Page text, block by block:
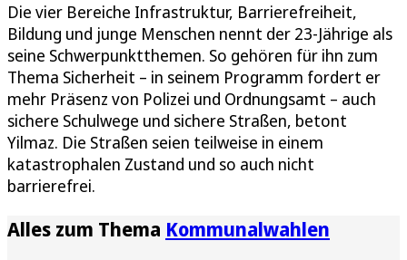
Die vier Bereiche Infrastruktur, Barrierefreiheit,
Bildung und junge Menschen nennt der 23-Jährige als
seine Schwerpunktthemen. So gehören für ihn zum
Thema Sicherheit – in seinem Programm fordert er
mehr Präsenz von Polizei und Ordnungsamt – auch
sichere Schulwege und sichere Straßen, betont
Yilmaz. Die Straßen seien teilweise in einem
katastrophalen Zustand und so auch nicht
barrierefrei.
Alles zum Thema Kommunalwahlen